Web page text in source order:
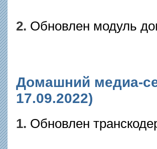
2. Обновлен модуль
Домашний медиа-
17.09.2022)
1. Обновлен